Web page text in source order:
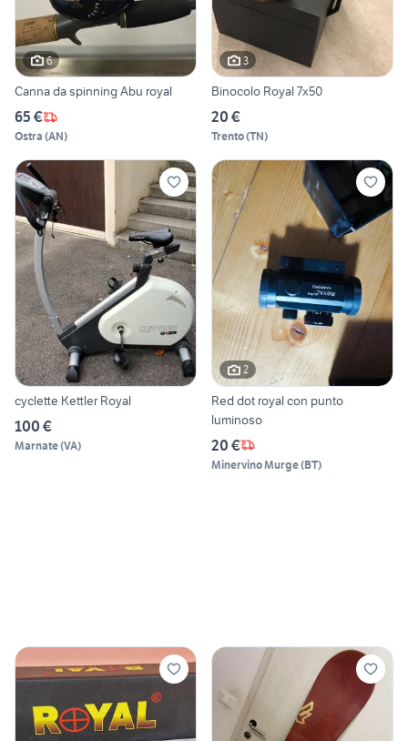
6
Canna da spinning Abu royal
65 €
Ostra (AN)
3
Binocolo Royal 7x50
20 €
Trento(TN)
cyclette Kettler Royal
100 €
Marnate(VA)
2
Red dot royal con punto
luminoso
20 €
Minervino Murge(BT)